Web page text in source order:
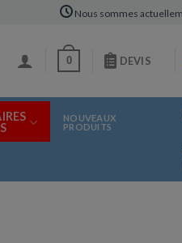
Nous sommes
0 DEVIS
NOUVEAUX
PRODUITS